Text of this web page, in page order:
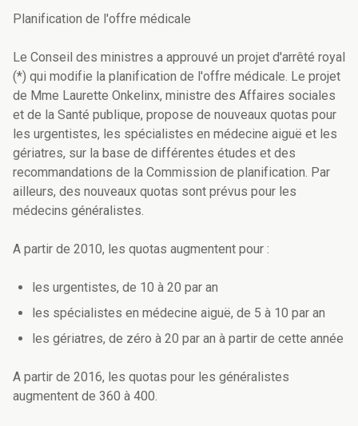
Planification de l'offre médicale
Le Conseil des ministres a approuvé un projet d'arrêté royal
(*) qui modifie la planification de l'offre médicale. Le projet
de Mme Laurette Onkelinx, ministre des Affaires sociales
et de la Santé publique, propose de nouveaux quotas pour
les urgentistes, les spécialistes en médecine aiguë et les
gériatres, sur la base de différentes études et des
recommandations de la Commission de planification. Par
ailleurs, des nouveaux quotas sont prévus pour les
médecins généralistes.
A partir de 2010, les quotas augmentent pour :
les urgentistes, de 10 à 20 par an
les spécialistes en médecine aiguë, de 5 à 10 par an
les gériatres, de zéro à 20 par an à partir de cette année
A partir de 2016, les quotas pour les généralistes
augmentent de 360 à 400.